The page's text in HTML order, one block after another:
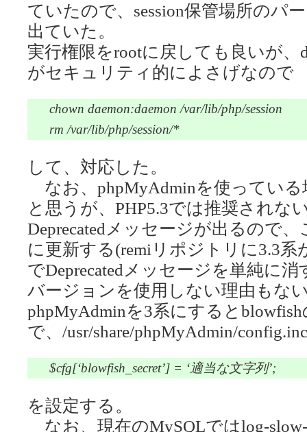
ていたので、session保管場所のパ
出ていた。
実行権限をrootに戻しても良いが、
がセキュリティ的によさげなので
chown daemon:daemon /var/lib/php/session
rm /var/lib/php/session/*
して、対応した。
なお、phpMyAdminを使っている
と思うが、PHP5.3では推奨されな
Deprecatedメッセージが出るので
に更新する(remiリポジトリに3.3
でDeprecatedメッセージを単純に
バージョンを使用しない理由もな
phpMyAdminを3系にすると
で、/usr/share/phpMyAdmin/
$cfg[‘blowfish_secret’] = ‘適当な文字列’;
を設定する。
なお、現在のMySQLではlog-